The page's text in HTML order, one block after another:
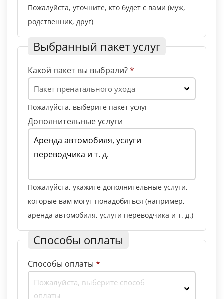
Пожалуйста, уточните, кто будет с вами (муж,
родственник, друг)
Выбранный пакет услуг
Какой пакет вы выбрали?*
Пакет пренатального ухода
Пожалуйста, выберите пакет услуг
Дополнительные услуги
Пожалуйста, укажите дополнительные услуги,
которые вам могут понадобиться (например,
аренда автомобиля, услуги переводчика и т. д.)
Способы оплаты
Способы оплаты *
Пожалуйста, выберите способ
оплаты